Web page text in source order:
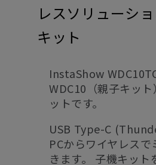
レスソリューシ
キット
InstaShow
WDC10（親子キッ
ットです。
USB Type-C
PCからワイヤレス
きます。 子機キッ